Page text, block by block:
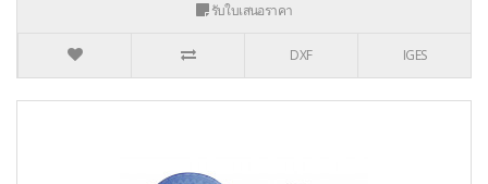
รับใบเสนอราคา
DXF IGES